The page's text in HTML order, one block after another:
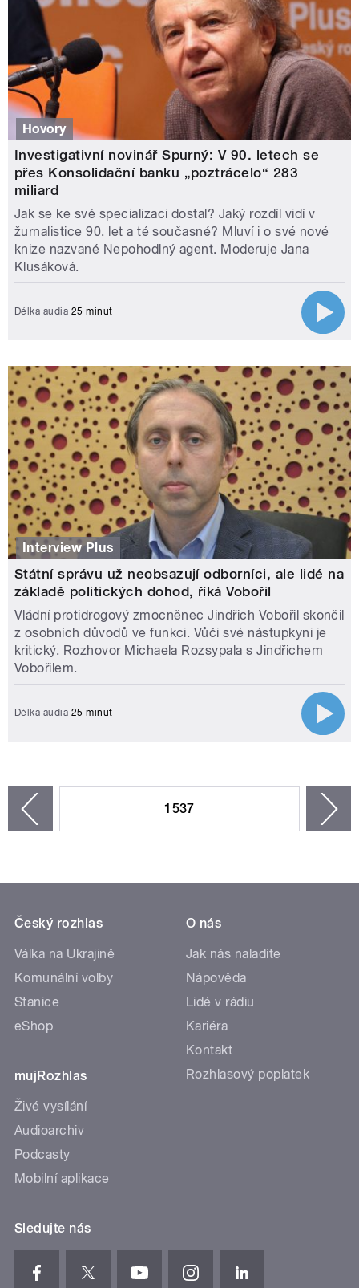
Hovory
Investigativní novinář Spurný: V 90. letech se
přes Konsolidační banku „poztrácelo“ 283
miliard
Jak se ke své specializaci dostal? Jaký rozdíl vidí v
žurnalistice 90. let a té současné? Mluví i o své nové
knize nazvané Nepohodlný agent. Moderuje Jana
Klusáková.
Délka audia 25 minut
Interview Plus
Státní správu už neobsazují odborníci, ale lidé na
základě politických dohod, říká Vobořil
Vládní protidrogový zmocněnec Jindřich Vobořil skončil
z osobních důvodů ve funkci. Vůči své nástupkyni je
kritický. Rozhovor Michaela Rozsypala s Jindřichem
Vobořilem.
Délka audia 25 minut
1537
Český rozhlas
Válka na Ukrajině
Komunální volby
Stanice
eShop
mujRozhlas
Živé vysílání
Audioarchiv
Podcasty
Mobilní aplikace
O nás
Jak nás naladíte
Nápověda
Lidé v rádiu
Kariéra
Kontakt
Rozhlasový poplatek
Sledujte nás